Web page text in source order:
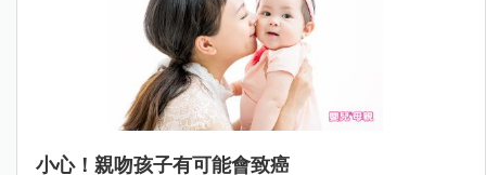
小心！親吻孩子有可能會致癌